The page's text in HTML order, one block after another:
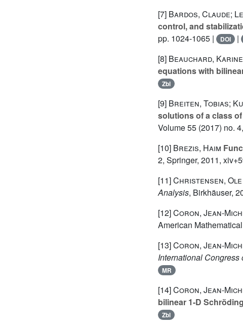
[7] Bardos, Claude;
control, and
pp. 1024-1065 |
DOI |
[8] Beauchard,
equations with
Zbl
[9] Breiten, Tobias;
solutions of a class
Volume 55 (2017) no.
[10] Brezis, Haim
2, Springer, 2011,
[11]Christensen, Ole
Analysis, Birkhäuser,
[12]Coron, Jean-
American
[13]Coron, Jean-
International
MR
[14]Coron, Jean-
bilinear 1-D
Zbl